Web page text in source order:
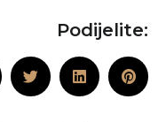
Podijelite: